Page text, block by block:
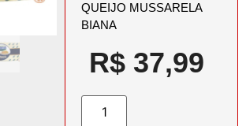
QUEIJO MUSSARELA
BIANA
R$ 37,99